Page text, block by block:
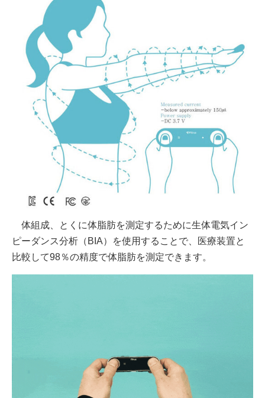
体組成、とくに体脂肪を測定するために生体電気イン
ピーダンス分析（BIA）を使用することで、医療装置と
比較して98％の精度で体脂肪を測定できます。